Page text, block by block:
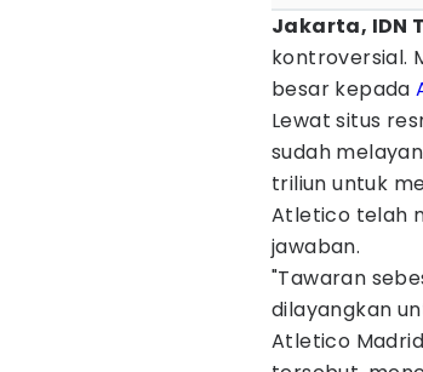
Jakarta, IDN
kontroversial.
besar kepada
Lewat situs
sudah
triliun untuk
Atletico telah
jawaban.
"Tawaran
dilayangkan
Atletico